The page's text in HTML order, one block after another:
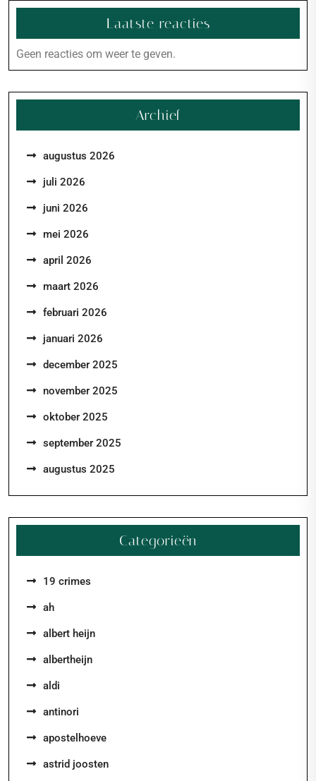
Laatste reacties
Geen reacties om weer te geven.
Archief
augustus 2026
juli 2026
juni 2026
mei 2026
april 2026
maart 2026
februari 2026
januari 2026
december 2025
november 2025
oktober 2025
september 2025
augustus 2025
Categorieën
19 crimes
ah
albert heijn
albertheijn
aldi
antinori
apostelhoeve
astrid joosten